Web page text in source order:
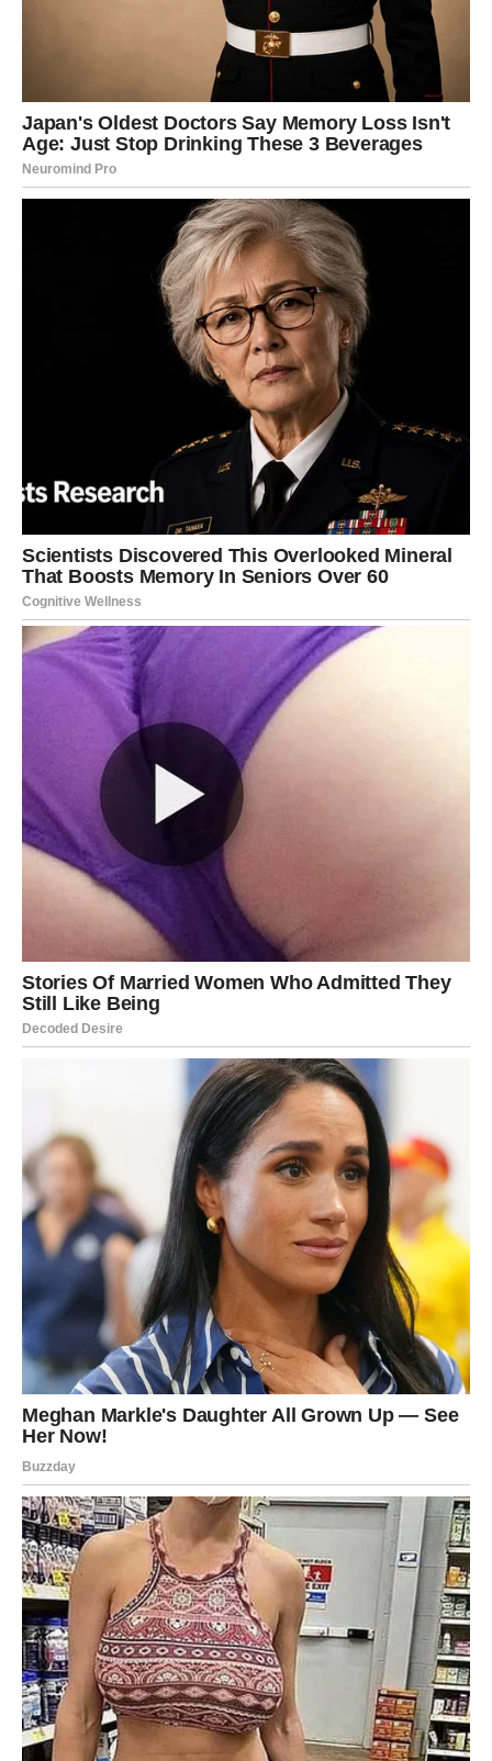
upravo takva energija sada može doći u vaš život.
Neočekivani susret
Za neke Lavove sudbina može pripremiti zanimljiv susret.
To može biti osoba koja vas privlači svojom energijom ili
neko ko će probuditi emocije koje dugo niste osetili.
Slobodni Lavovi mogli bi upoznati osobu koja će ih
inspirisati i uneti uzbuđenje u njihov život. Iako možda
neće sve odmah biti jasno, ovaj susret može biti početak
Posao – priznanje koje dolazi u
Na poslovnom planu Lavovi bi mogli osetiti da se njihov
trud konačno primećuje. Oni su znak koji često daje
mnogo energije u ono što radi, ali ponekad priznanje ne
dolazi odmah.
Naredni dani mogu doneti situacije u kojima će vaše
sposobnosti doći do izražaja.
nove poslovne prilike
razgovori o napredovanju
projekti koji vam omogućavaju da pokažete svoje talente
prilike koje otvaraju vrata za budućnost
Lavovi imaju prirodan dar vođstva, a upravo sada mogu
dobiti priliku da pokažu koliko su sposobni.
Finansije – stabilnost uz pametne
odluke
Kada je novac u pitanju, naredni dani mogu doneti
stabilniju energiju. Lavovi vole da uživaju u životu i često
vole da nagrade sebe za trud koji ulažu.
Ipak, savet zvezda je da u ovom periodu budete malo
oprezniji sa impulsivnim troškovima. Pametne finansijske
odluke sada mogu doneti dugoročnu sigurnost.
Postoji mogućnost da se pojavi nova prilika za dodatni
prihod ili projekat koji može poboljšati vašu finansijsku
situaciju.
Društveni život – pažnja koju
privlačite
Lavovi su znak koji prirodno privlači pažnju. Njihova
energija često inspiriše ljude oko njih, pa nije neobično
što se često nalaze u centru društvenih događaja.